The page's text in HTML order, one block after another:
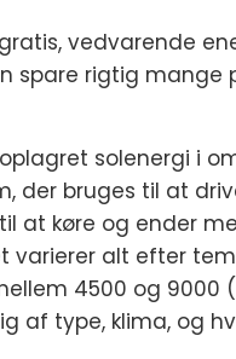
vedvarende
rigtig mange
solenergi i
der bruges til at
at køre og ender
varierer alt efter
4500 og 9000
af type, klima, og